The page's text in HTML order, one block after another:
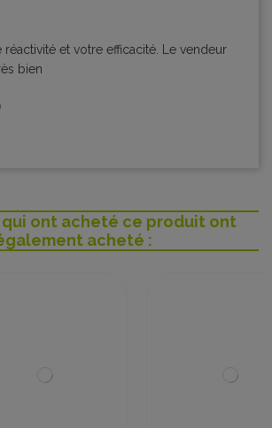
et votre efficacité. Le vendeur
bien
ont acheté ce produit ont
acheté :